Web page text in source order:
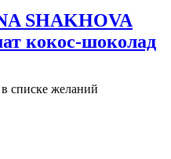
SHAKHOVA
кокос-шоколад
списке желаний